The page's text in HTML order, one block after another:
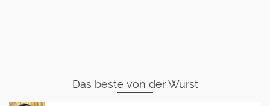
Das beste von der Wurst